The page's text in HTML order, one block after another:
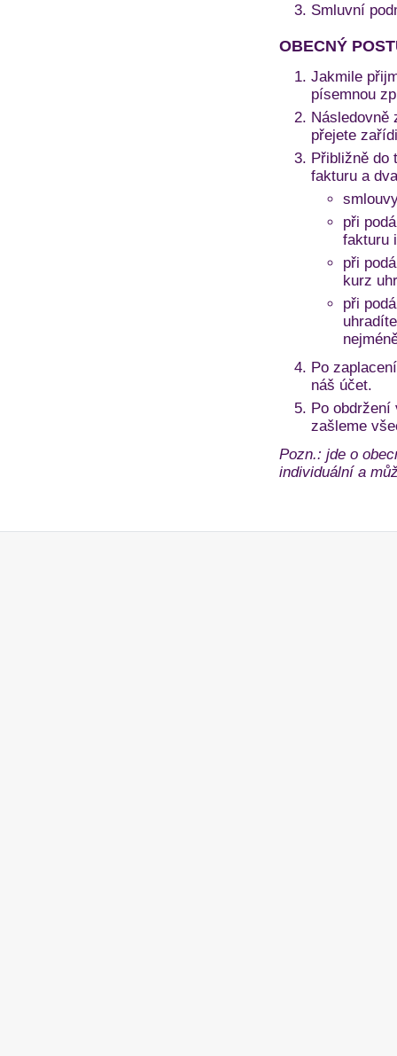
Smluvní
OBECNÝ
Jakmile
písemnou
Následovně
přejete
Přibližně do
fakturu a
při
fakturu
při
kurz
při
Po
náš účet.
Po obdržení
zašleme
Pozn.: jde o
individuální a